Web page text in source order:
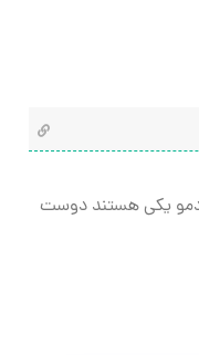
دمو یکی هستند دوست